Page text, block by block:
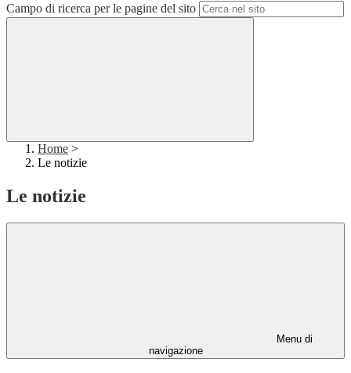
Campo di ricerca per le pagine del sito
Home >
Le notizie
Le notizie
Menu di
navigazione